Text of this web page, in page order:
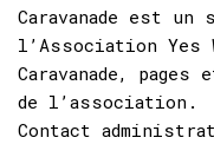
Caravanade est
l’Association Yes
Caravanade,
de l’association.
Contact